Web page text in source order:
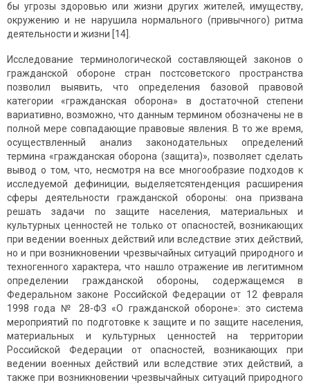
бы угрозы здоровью или жизни других жителей, имуществу,
окружению и не нарушила нормального (привычного) ритма
деятельности и жизни [14].
Исследование терминологической составляющей законов о
гражданской обороне стран постсоветского пространства
позволил выявить, что определения базовой правовой
категории «гражданская оборона» в достаточной степени
вариативно, возможно, что данным термином обозначены не в
полной мере совпадающие правовые явления. В то же время,
осуществленный анализ законодательных определений
термина «гражданская оборона (защита)», позволяет сделать
вывод о том, что, несмотря на все многообразие подходов к
исследуемой дефиниции, выделяетсятенденция расширения
сферы деятельности гражданской обороны: она призвана
решать задачи по защите населения, материальных и
культурных ценностей не только от опасностей, возникающих
при ведении военных действий или вследствие этих действий,
но и при возникновении чрезвычайных ситуаций природного и
техногенного характера, что нашло отражение ив легитимном
определении гражданской обороны, содержащемся в
Федеральном законе Российской Федерации от 12 февраля
1998 года № 28-ФЗ «О гражданской обороне»: это система
мероприятий по подготовке к защите и по защите населения,
материальных и культурных ценностей на территории
Российской Федерации от опасностей, возникающих при
ведении военных действий или вследствие этих действий, а
также при возникновении чрезвычайных ситуаций природного